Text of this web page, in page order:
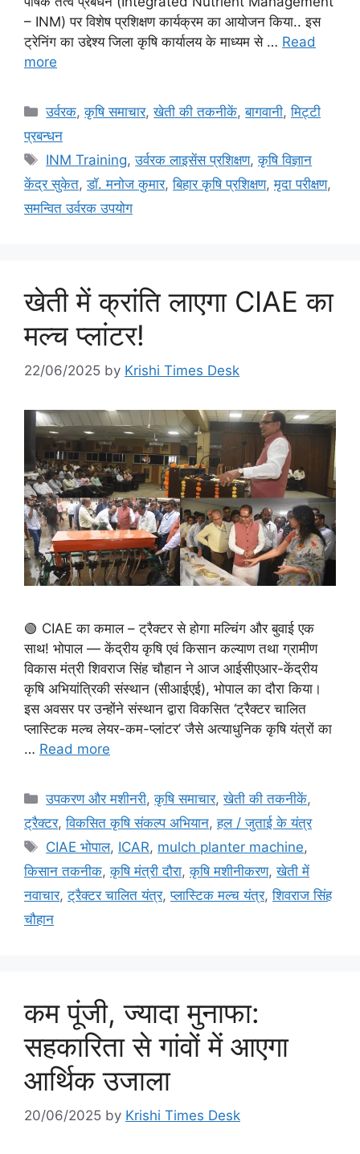
– INM) पर विशेष प्रशिक्षण कार्यक्रम का आयोजन किया.. इस
ट्रेनिंग का उद्देश्य जिला कृषि कार्यालय के माध्यम से … Read
more
उर्वरक,कृषि समाचार,खेती की तकनीकें,बागवानी,मि‌ट्टी
प्रबन्धन
INM Training,उर्वरक लाइसेंस प्रशिक्षण,कृषि विज्ञान
केंद्र सुकेत,डॉ. मनोज कुमार,बिहार कृषि प्रशिक्षण,मृदा परीक्षण,
समन्वित उर्वरक उपयोग
खेती में क्रांति लाएगा CIAE का
मल्च प्लांटर!
22/06/2025 by Krishi Times Desk
🟢 CIAE का कमाल – ट्रैक्टर से होगा मल्चिंग और बुवाई एक
साथ! भोपाल — केंद्रीय कृषि एवं किसान कल्याण तथा ग्रामीण
विकास मंत्री शिवराज सिंह चौहान ने आज आईसीएआर-केंद्रीय
कृषि अभियांत्रिकी संस्थान (सीआईएई), भोपाल का दौरा किया।
इस अवसर पर उन्होंने संस्थान द्वारा विकसित ‘ट्रैक्टर चालित
प्लास्टिक मल्च लेयर-कम-प्लांटर’ जैसे अत्याधुनिक कृषि यंत्रों का
… Read more
उपकरण और मशीनरी,कृषि समाचार,खेती की तकनीकें,
ट्रैक्टर,विकसित कृषि संकल्प अभियान,हल / जुताई के यंत्र
CIAE भोपाल, ICAR, mulch planter machine,
किसान तकनीक,कृषि मंत्री दौरा,कृषि मशीनीकरण,खेती में
नवाचार,ट्रैक्टर चालित यंत्र,प्लास्टिक मल्च यंत्र,शिवराज सिंह
चौहान
कम पूंजी, ज्यादा मुनाफा:
सहकारिता से गांवों में आएगा
आर्थिक उजाला
20/06/2025 by Krishi Times Desk